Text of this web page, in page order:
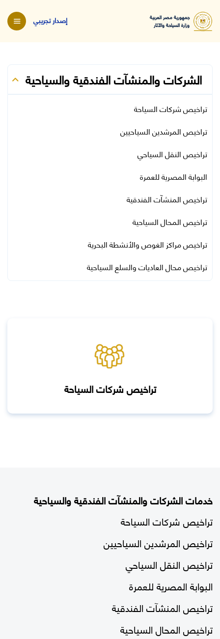
جمهورية مصر العربية
وزارة السياحة والآثار
إصدار تجريبي
الشركات والمنشآت الفندقية والسياحية
تراخيص شركات السياحة
تراخيص المرشدين السياحيين
تراخيص النقل السياحي
البوابة المصرية للعمرة
تراخيص المنشآت الفندقية
تراخيص المحال السياحية
تراخيص مراكز الغوص والأنشطة البحرية
تراخيص محال العاديات والسلع السياحية
تراخيص شركات السياحة
خدمات الشركات والمنشآت الفندقية والسياحية
تراخيص شركات السياحة
تراخيص المرشدين السياحيين
تراخيص النقل السياحي
البوابة المصرية للعمرة
تراخيص المنشآت الفندقية
تراخيص المحال السياحية